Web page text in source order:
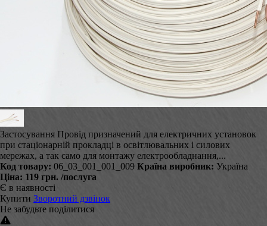
Застосування Провід призначений для електричних установок
при стаціонарній прокладці в освітлювальних і силових
мережах, а так само для монтажу електрообладнання,...
Код товару: 06_03_001_001_009 Країна виробник: Україна
Ціна: 119 грн. /послуга
Є в наявності
Купити Зворотний дзвінок
Не забудьте поділитися